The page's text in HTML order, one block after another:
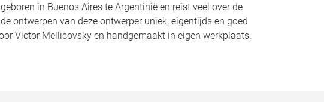
in Buenos Aires te Argentinië en reist veel over de
ontwerpen van deze ontwerper uniek, eigentijds en goed
Victor Mellicovsky en handgemaakt in eigen werkplaats.